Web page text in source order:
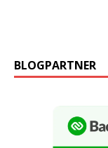
BLOGPARTNER